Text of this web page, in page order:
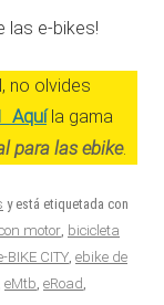
las e-bikes!
no olvides
Aquí la gama
para las ebike.
y está etiquetada con
motor, bicicleta
BIKE CITY, ebike de
eMtb, eRoad ,